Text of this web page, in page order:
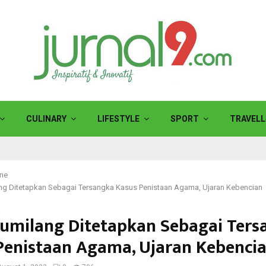
CULINARY LIFESTYLE SPORT
Ditetapkan Sebagai Tersangka Kasus Penistaan Agama, Ujaran Kebencian
Ditetapkan Sebagai
Agama, Ujaran